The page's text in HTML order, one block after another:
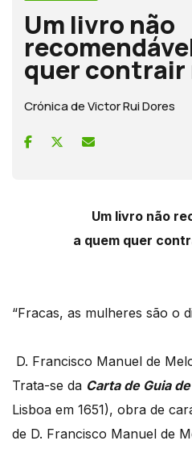
Um livro não
quer
Crónica de Victor Rui Dores
Um livro não
a quem quer
“Fracas, as mulheres são o
D. Francisco Manuel de
Trata-se da Carta de Guia
Lisboa em 1651), obra de
de D. Francisco Manuel de